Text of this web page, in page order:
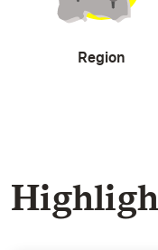
Region